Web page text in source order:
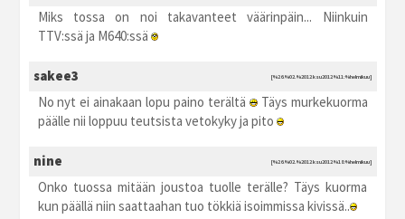
Miks tossa on noi takavanteet väärinpäin... Niinkuin
TTV:ssä ja M640:ssä
sakee3 [%26.%02.%2012 ksu2012 %11:%helmikuu]
No nyt ei ainakaan lopu paino terältä
Täys murkekuorma
päälle nii loppuu teutsista vetokyky ja pito
nine [%26.%02.%2012 ksu2012 %18:%helmikuu]
Onko tuossa mitään joustoa tuolle terälle? Täys kuorma
kun päällä niin saattaahan tuo tökkiä isoimmissa kivissä..